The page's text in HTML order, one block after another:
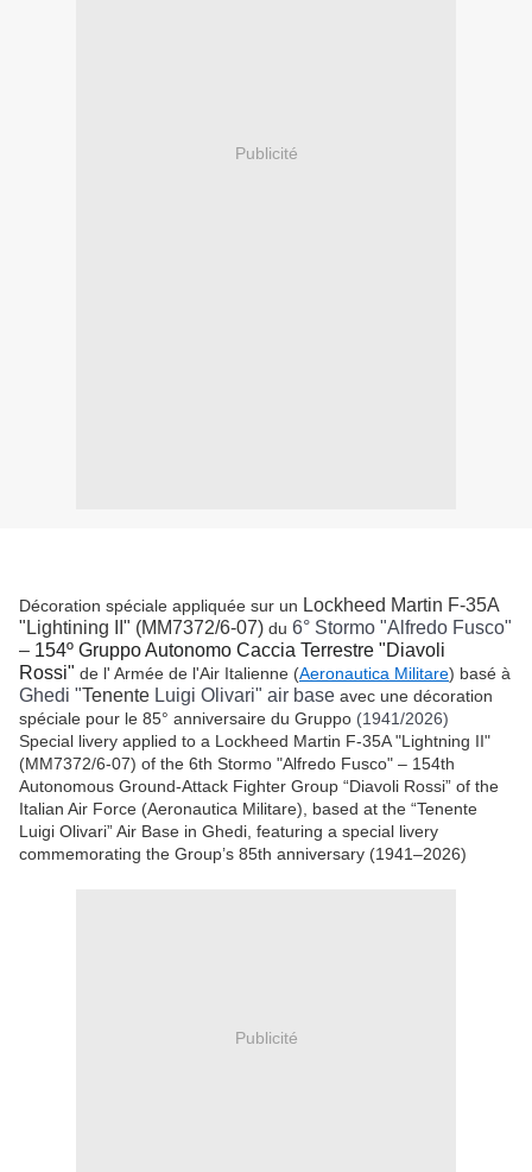
Publicité
Décoration spéciale appliquée sur un Lockheed Martin F-35A
"Lightining II" (MM7372/6-07) du 6° Stormo "Alfredo Fusco"
– 154º Gruppo Autonomo Caccia Terrestre "Diavoli
Rossi" de l' Armée de l'Air Italienne (Aeronautica Militare) basé à
Ghedi "Tenente Luigi Olivari" air base avec une décoration
spéciale pour le 85° anniversaire du Gruppo (1941/2026)
Special livery applied to a Lockheed Martin F-35A "Lightning II"
(MM7372/6-07) of the 6th Stormo "Alfredo Fusco" – 154th
Autonomous Ground-Attack Fighter Group “Diavoli Rossi” of the
Italian Air Force (Aeronautica Militare), based at the “Tenente
Luigi Olivari” Air Base in Ghedi, featuring a special livery
commemorating the Group’s 85th anniversary (1941–2026)
Publicité